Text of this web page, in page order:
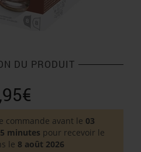
DU PRODUIT
€
commande avant le 03
minutes pour recevoir le
le 8 août 2026